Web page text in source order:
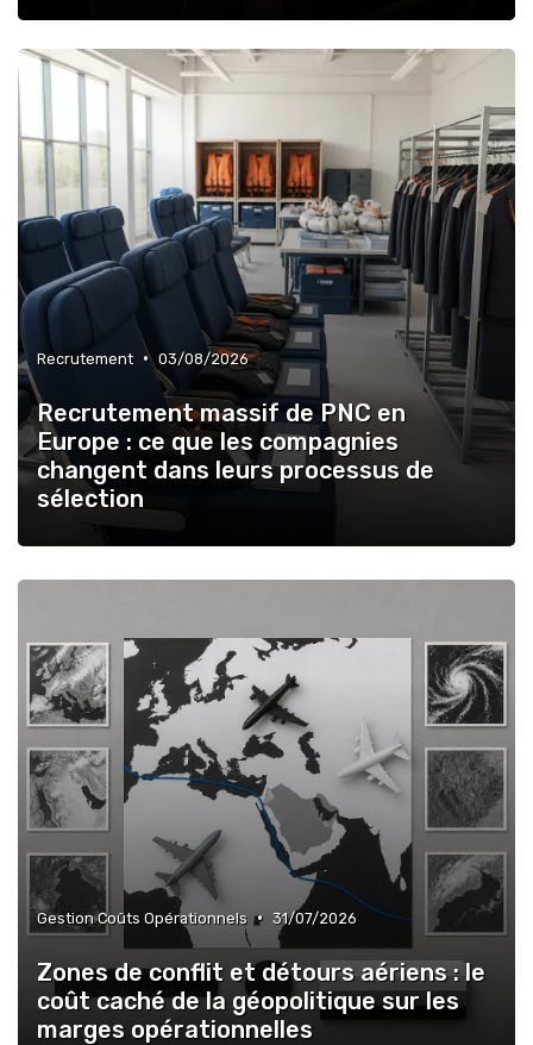
Recrutement • 03/08/2026
Recrutement massif de PNC en
Europe : ce que les compagnies
changent dans leurs processus de
sélection
Gestion Coûts Opérationnels • 31/07/2026
Zones de conflit et détours aériens : le
coût caché de la géopolitique sur les
marges opérationnelles